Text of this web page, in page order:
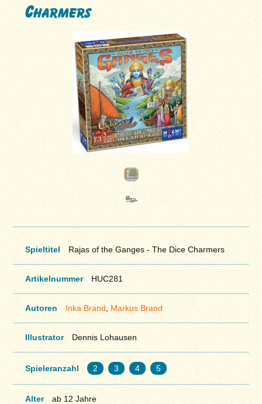
Charmers
Spieltitel Rajas of the Ganges - The Dice Charmers
Artikelnummer HUC281
Autoren Inka Brand Markus Brand
Illustrator Dennis Lohausen
Spieleranzahl 2 3 4 5
Alter ab 12 Jahre